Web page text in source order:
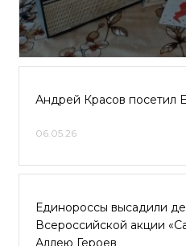
Андрей Красов посетил
06.05.26
Единороссы высадили
Всероссийской акции
Аллею Героев